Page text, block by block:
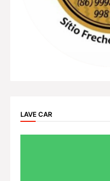
LAVE CAR